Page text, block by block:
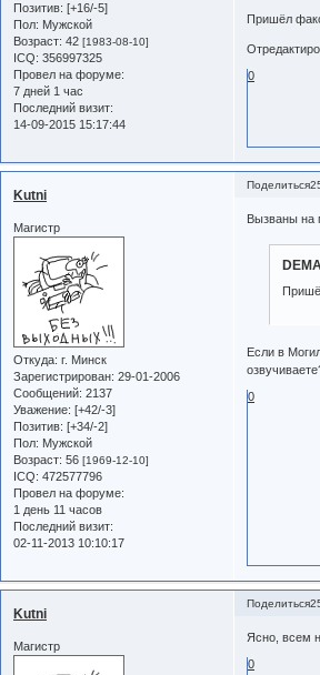
Позитив: [+16/-5]
Пол: Мужской
Возраст: 42 [1983-08-10]
ICQ: 356997325
Провел на форуме:
7 дней 1 час
Последний визит:
14-09-2015 15:17:44
Пришёл
0
Поделиться
Kutni
Магистр
Откуда: г. Минск
Зарегистрирован: 29-01-2006
Сообщений: 2137
Уважение: [+42/-3]
Позитив: [+34/-2]
Пол: Мужской
Возраст: 56 [1969-12-10]
ICQ: 472577796
Провел на форуме:
1 день 11 часов
Последний визит:
02-11-2013 10:10:17
Вызваны на
Если в
0
Поделиться
Kutni
Магистр
Ясно, всем
0